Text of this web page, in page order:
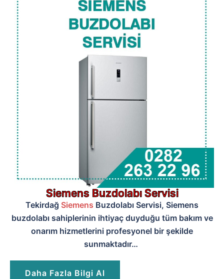
Siemens Buzdolabı Servisi
Tekirdağ Siemens Buzdolabı Servisi, Siemens
buzdolabı sahiplerinin ihtiyaç duyduğu tüm bakım ve
onarım hizmetlerini profesyonel bir şekilde
sunmaktadır…
Daha Fazla Bilgi Al